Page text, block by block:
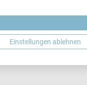
Einstellungen ablehnen